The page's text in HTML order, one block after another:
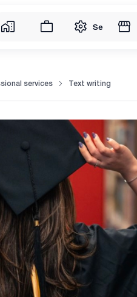
Service
services Text writing